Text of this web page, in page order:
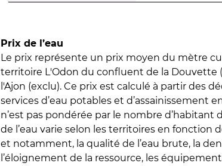
Prix de l’eau
Le prix représente un prix moyen du mètre
territoire L'Odon du confluent de la Douvette
l'Ajon (exclu). Ce prix est calculé à partir des
services d’eau potables et d’assainissement
n’est pas pondérée par le nombre d’habitant
de l’eau varie selon les territoires en fonction
et notamment, la qualité de l’eau brute, la
l’éloignement de la ressource, les